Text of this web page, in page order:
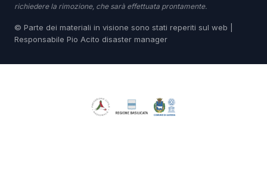
richiedere la rimozione, che sarà effettuata prontamente.
© Parte dei materiali in visione sono stati reperiti sul web |
Responsabile Pio Acito disaster manager